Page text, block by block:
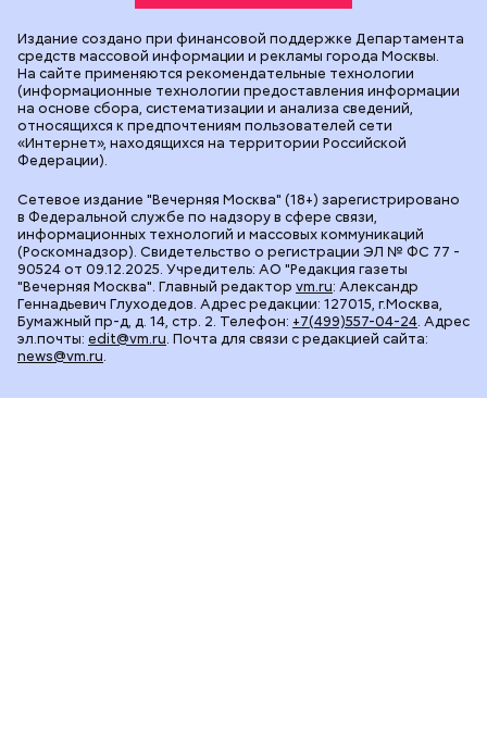
Сетевое издание "Вечерняя Москва" (18+) зарегистрировано
в Федеральной службе по надзору в сфере связи,
информационных технологий и массовых коммуникаций
(Роскомнадзор). Свидетельство о регистрации ЭЛ № ФС 77 -
90524 от 09.12.2025. Учредитель: АО "Редакция газеты
"Вечерняя Москва". Главный редактор vm.ru: Александр
Геннадьевич Глуходедов. Адрес редакции: 127015, г.Москва,
Бумажный пр-д, д. 14, стр. 2. Телефон: +7(499)557-04-24. Адрес
эл.почты: edit@vm.ru. Почта для связи с редакцией сайта:
news@vm.ru.
Издание создано при финансовой поддержке Департамента
средств массовой информации и рекламы города Москвы.
На сайте применяются рекомендательные технологии
(информационные технологии предоставления информации
на основе сбора, систематизации и анализа сведений,
относящихся к предпочтениям пользователей сети
«Интернет», находящихся на территории Российской
Федерации).